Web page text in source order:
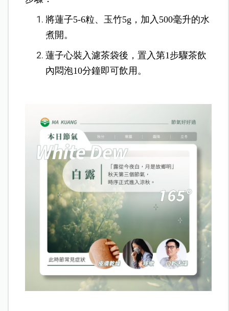
將蓮子5-6粒、玉竹5g，加入500毫升的水
煮開。
蓮子心裝入濾茶袋後，置入第1步驟茶飲
內悶泡10分鐘即可飲用。